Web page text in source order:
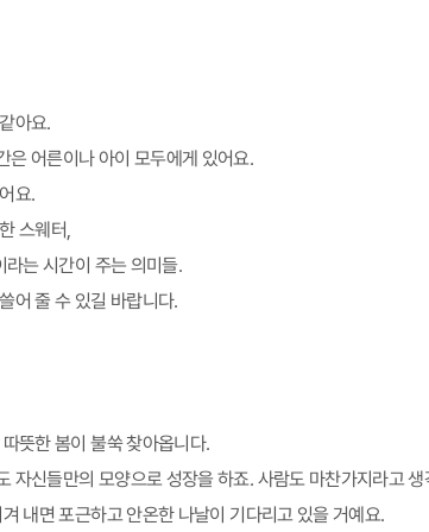
아요.
은 어른이나 아이 모두에게 있어요.
요.
스웨터,
라는 시간이 주는 의미들.
어 줄 수 있길 바랍니다.
뜻한 봄이 불쑥 찾아옵니다.
자신들만의 모양으로 성장을 하죠. 사람도 마찬가지라고
내면 포근하고 안온한 나날이 기다리고 있을 거예요.